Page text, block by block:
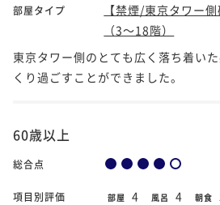
部屋タイプ
【禁煙/東京タワー
（3～18階）
東京タワー側のとても広く落ち着い
くり過ごすことができました。
60歳以上
総合点
項目別評価 部屋 4 風呂 4 朝食